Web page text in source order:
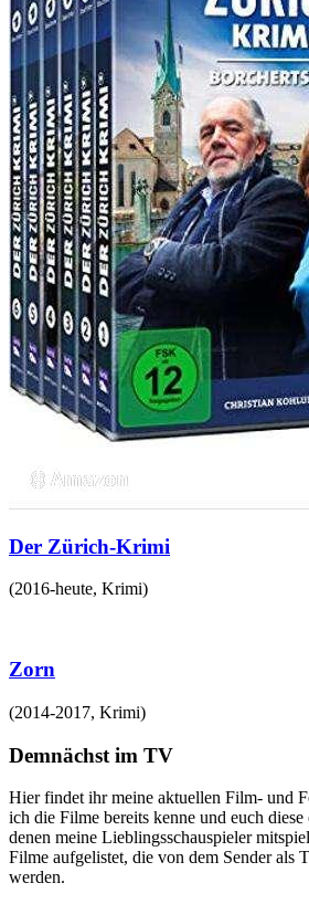
Der Zürich-Krimi
(2016-heute, Krimi)
Zorn
(2014-2017, Krimi)
Demnächst im TV
Hier findet ihr meine aktuellen Film- und
ich die Filme bereits kenne und euch
denen meine Lieblingsschauspieler
Filme aufgelistet, die von dem Sender als
werden.